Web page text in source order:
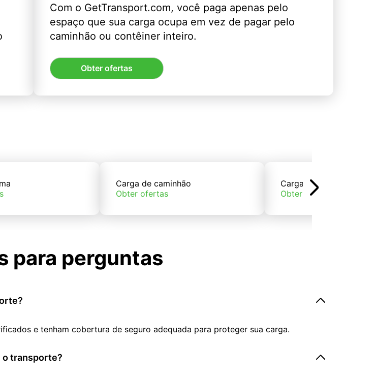
Com o GetTransport.com, você paga apenas pelo
espaço que sua carga ocupa em vez de pagar pelo
caminhão ou contêiner inteiro.
Obter ofertas
Carga de caminhão
Obter ofertas
Carga de trem
Obter ofertas
para perguntas
e tenham cobertura de seguro adequada para proteger sua carga.
o transporte?